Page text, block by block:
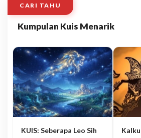
CARI TAHU
Kumpulan Kuis Menarik
KUIS: Seberapa Leo Sih